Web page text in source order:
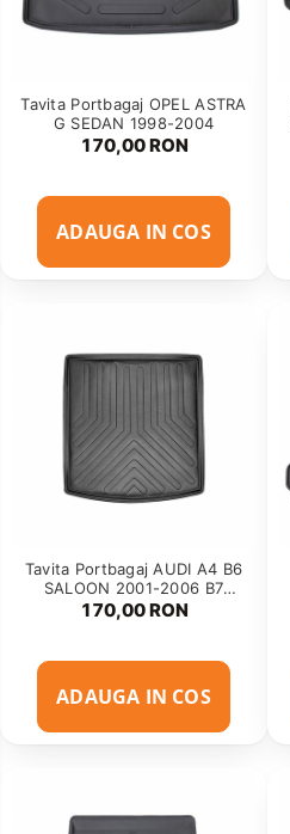
Tavita Portbagaj OPEL ASTRA
G SEDAN 1998-2004
170,00 RON
ADAUGA IN COS
Tavita Portbagaj AUDI A4 B6
SALOON 2001-2006 B7
SEDAN (8E / 8H) 2004-2008
170,00 RON
ADAUGA IN COS